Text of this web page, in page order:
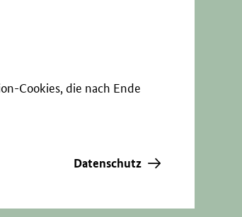
Cookies, die nach Ende
Datenschutz